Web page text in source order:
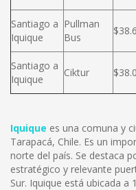
Santiago a
Iquique
Pullman
Bus
Santiago a
Iquique
Ciktur
Iquique es una comuna y
Tarapacá, Chile. Es un
norte del país. Se destaca
estratégico y relevante
Sur. Iquique está ubicada a